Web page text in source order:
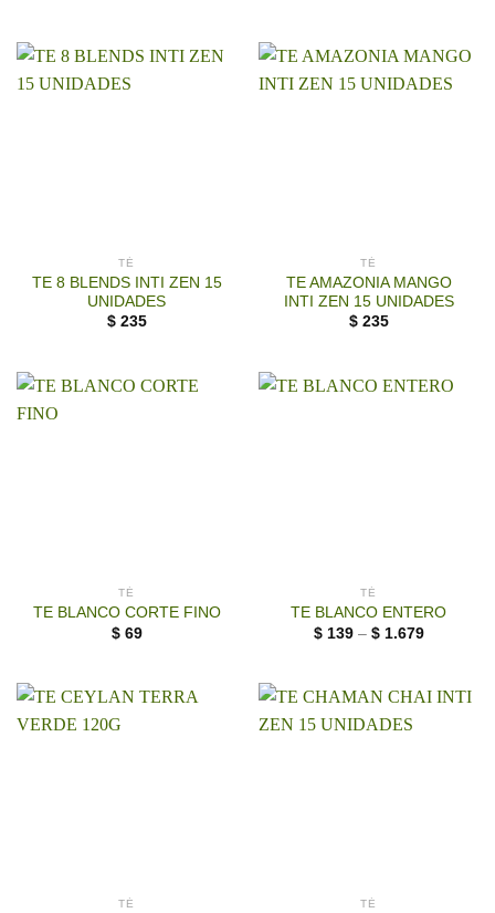
TÉ
TE 8 BLENDS INTI ZEN 15
UNIDADES
$ 235
TÉ
TE AMAZONIA MANGO
INTI ZEN 15 UNIDADES
$ 235
TÉ
TE BLANCO CORTE FINO
$ 69
TÉ
TE BLANCO ENTERO
$ 139– $ 1.679
TÉ TÉ